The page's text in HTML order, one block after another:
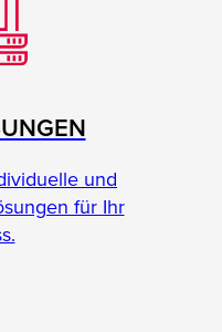
und
für Ihr